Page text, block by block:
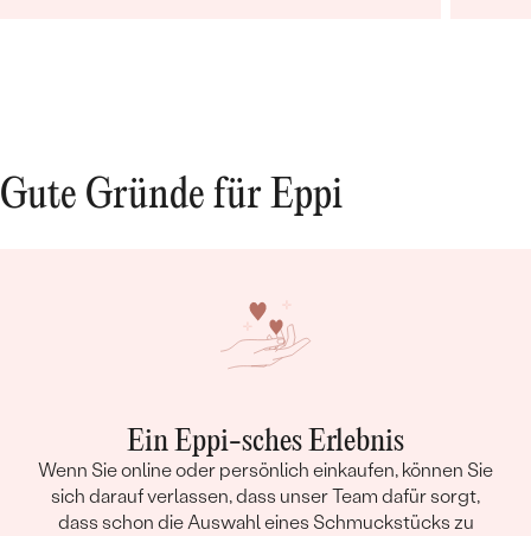
Gute Gründe für Eppi
Ein Eppi-sches Erlebnis
Wenn Sie online oder persönlich einkaufen, können Sie
sich darauf verlassen, dass unser Team dafür sorgt,
dass schon die Auswahl eines Schmuckstücks zu